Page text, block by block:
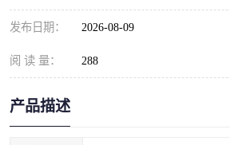
发布日期： 2026-08-09
阅 读 量： 288
产品描述